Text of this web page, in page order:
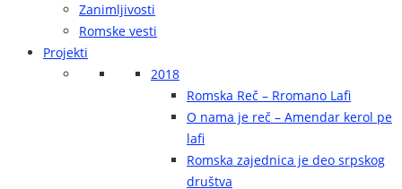
Zanimljivosti
Romske vesti
Projekti
2018
Romska Reč – Rromano Lafi
O nama je reč – Amendar kerol pe
lafi
Romska zajednica je deo srpskog
društva